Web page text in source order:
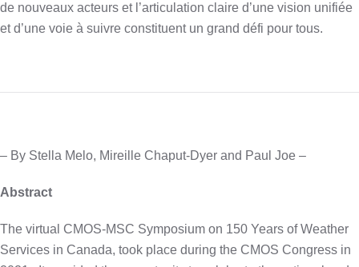
de nouveaux acteurs et l’articulation claire d’une vision unifiée
et d’une voie à suivre constituent un grand défi pour tous.
– By Stella Melo, Mireille Chaput-Dyer and Paul Joe –
Abstract
The virtual CMOS-MSC Symposium on 150 Years of Weather
Services in Canada, took place during the CMOS Congress in